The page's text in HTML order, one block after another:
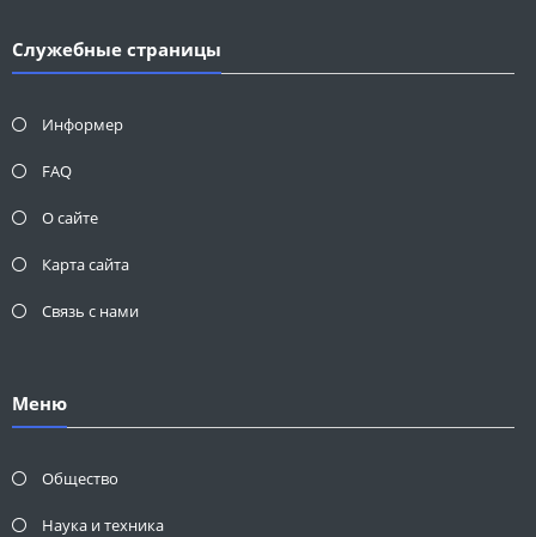
Служебные страницы
Информер
FAQ
О сайте
Карта сайта
Связь с нами
Меню
Общество
Наука и техника